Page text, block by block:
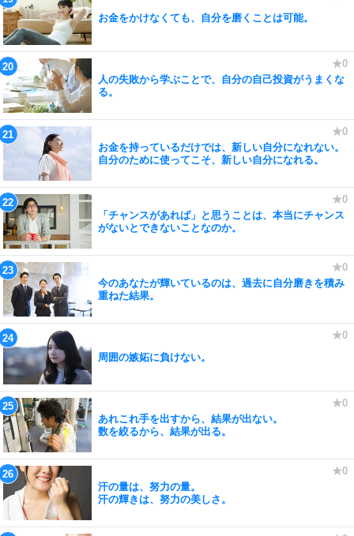
お金をかけなくても、自分を磨くことは可能。
人の失敗から学ぶことで、自分の自己投資がうまくな
る。
お金を持っているだけでは、新しい自分になれない。
自分のために使ってこそ、新しい自分になれる。
「チャンスがあれば」と思うことは、本当にチャンス
がないとできないことなのか。
今のあなたが輝いているのは、過去に自分磨きを積み
重ねた結果。
周囲の嫉妬に負けない。
あれこれ手を出すから、結果が出ない。
数を絞るから、結果が出る。
汗の量は、努力の量。
汗の輝きは、努力の美しさ。